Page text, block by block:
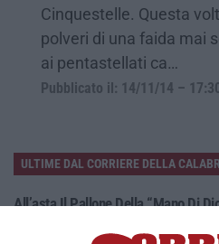
Cinquestelle. Questa
polveri di una faida mai
ai pentastellati ca…
Pubblicato il: 14/11/14 –
ULTIME DAL CORRIERE DELLA
All’asta Il Pallone Della “mano Di